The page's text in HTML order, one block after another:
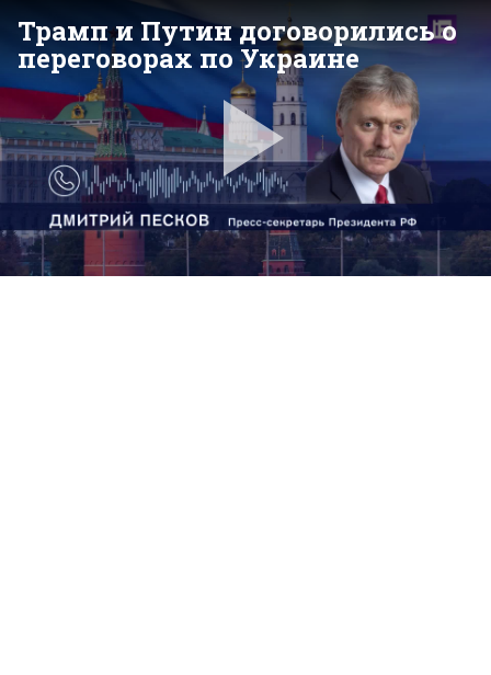
Трамп и Путин договорились о
переговорах по Украине